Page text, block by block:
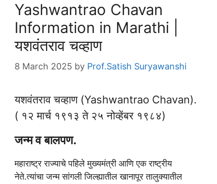
Yashwantrao Chavan
Information in Marathi |
यशवंतराव चव्हाण
8 March 2025 by Prof.Satish Suryawanshi
यशवंतराव चव्हाण (Yashwantrao Chavan).
( १२ मार्च १९१३ ते २५ नोव्हेंबर १९८४)
जन्म व बालपण.
महाराष्ट्र राज्याचे पहिले मुख्यमंत्री आणि एक राष्ट्रीय
नेते.त्यांचा जन्म सांगली जिल्ह्यातील खानापूर तालुक्यातील